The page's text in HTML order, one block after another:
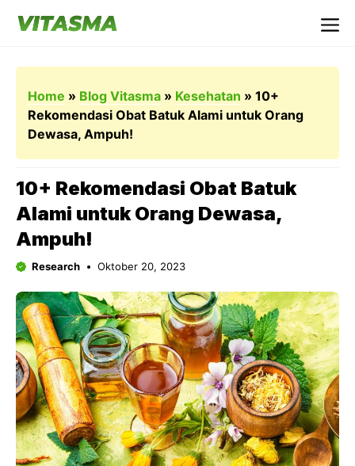
Home » Blog Vitasma » Kesehatan » 10+
Rekomendasi Obat Batuk Alami untuk Orang
Dewasa, Ampuh!
10+ Rekomendasi Obat Batuk
Alami untuk Orang Dewasa,
Ampuh!
Research Oktober 20, 2023